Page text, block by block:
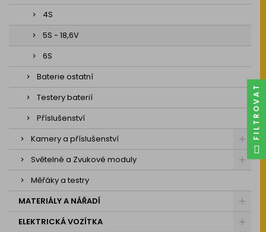
4S
5S - 18,6V
6S
Baterie ostatní
Testery baterií
Příslušenství
Kamery a příslušenství
Světelné a Zvukové moduly
Měřáky a testry
MATERIÁLY A NÁŘADÍ
ELEKTRICKÁ VOZÍTKA
FILTROVAT